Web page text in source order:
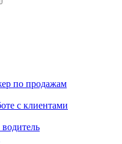
по продажам
с клиентами